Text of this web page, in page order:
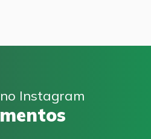
Instagram